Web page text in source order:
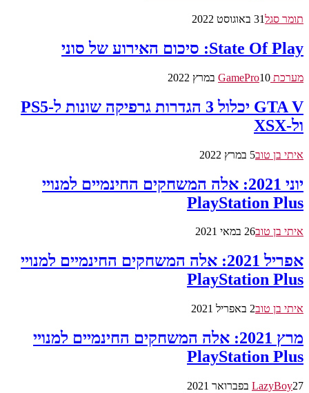
תומר סגל31 באוגוסט 2022
State Of Play: סיכום האירוע של סוני
מערכת GamePro 10 במרץ 2022
GTA V יכלול 3 הגדרות גרפיקה שונות ל-PS5
ול-XSX
איתי בן טוב5 במרץ 2022
יוני 2021: אלה המשחקים החינמיים למנויי
PlayStation Plus
איתי בן טוב26 במאי 2021
אפריל 2021: אלה המשחקים החינמיים למנויי
PlayStation Plus
איתי בן טוב2 באפריל 2021
מרץ 2021: אלה המשחקים החינמיים למנויי
PlayStation Plus
LazyBoy27 בפברואר 2021